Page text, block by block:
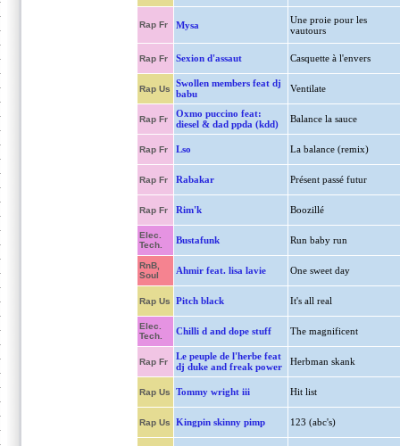
Rap Fr Mysa
Une proie pour les
vautours
Rap Fr Sexion d'assaut Casquette à l'envers
Rap Us
Swollen members feat dj
babu
Ventilate
Rap Fr
Oxmo puccino feat:
diesel & dad ppda (kdd)
Balance la sauce
Rap Fr Lso La balance (remix)
Rap Fr Rabakar Présent passé futur
Rap Fr Rim'k Boozillé
Elec.
Tech.
Bustafunk Run baby run
RnB,
Soul
Ahmir feat. lisa lavie One sweet day
Rap Us Pitch black It's all real
Elec.
Tech.
Chilli d and dope stuff The magnificent
Rap Fr
Le peuple de l'herbe feat
dj duke and freak power
Herbman skank
Rap Us Tommy wright iii Hit list
Rap Us Kingpin skinny pimp 123 (abc's)